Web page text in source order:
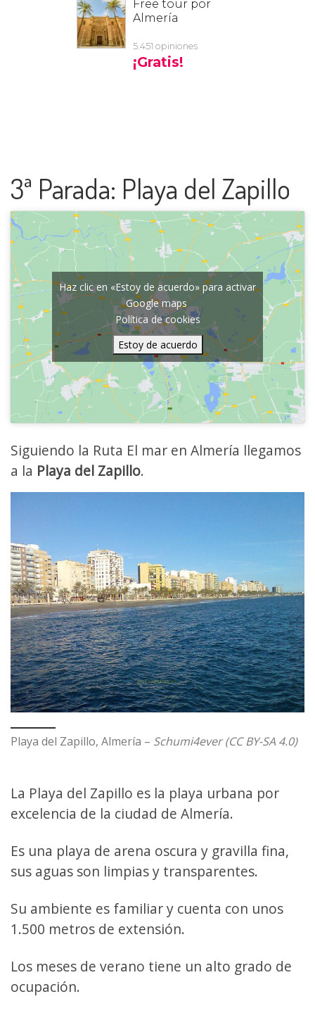
3ª Parada: Playa del Zapillo
Haz clic en «Estoy de acuerdo» para activar
Google maps
Política de cookies
Estoy de acuerdo
Siguiendo la Ruta El mar en Almería llegamos
a la Playa del Zapillo.
Playa del Zapillo, Almería – Schumi4ever (CC BY-SA 4.0)
La Playa del Zapillo es la playa urbana por
excelencia de la ciudad de Almería.
Es una playa de arena oscura y gravilla fina,
sus aguas son limpias y transparentes.
Su ambiente es familiar y cuenta con unos
1.500 metros de extensión.
Los meses de verano tiene un alto grado de
ocupación.